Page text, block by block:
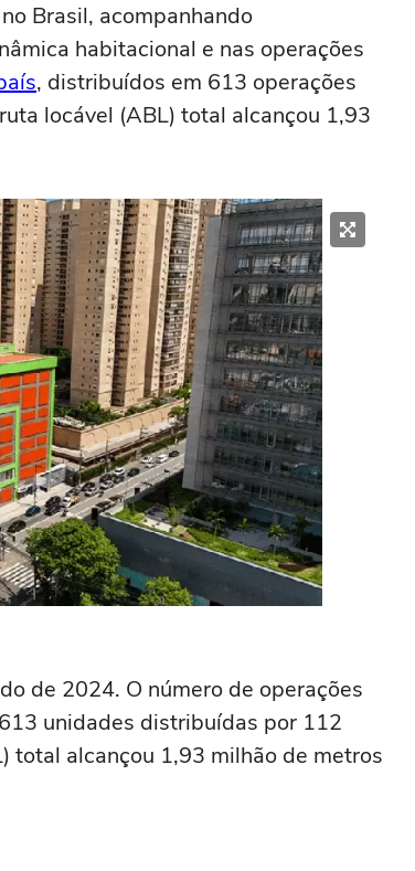
Brasil, acompanhando
habitacional e nas operações
, distribuídos em 613 operações
locável (ABL) total alcançou 1,93
de 2024. O número de operações
unidades distribuídas por 112
total alcançou 1,93 milhão de metros